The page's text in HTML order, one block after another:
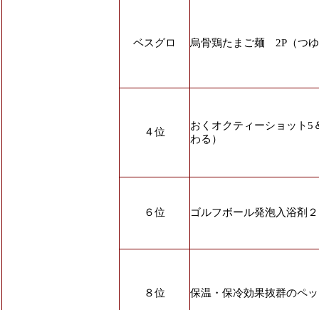
ベスグロ 烏骨鶏たまご麺 2P（つ
４位
おくオクティーショット5
わる）
６位 ゴルフボール発泡入浴剤
８位 保温・保冷効果抜群のペ